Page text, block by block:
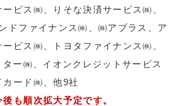
ビス㈱、りそな決済サービス㈱、
ドファイナンス㈱、㈱アプラス、ア
ビス㈱、トヨタファイナンス㈱、
ー㈱、イオンクレジットサービス
ード㈱、他9社
も順次拡大予定です。